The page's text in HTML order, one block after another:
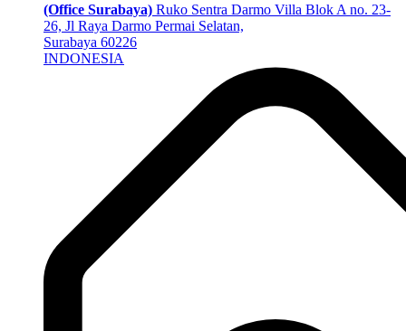
(Office Surabaya) Ruko Sentra Darmo Villa Blok A no. 23-
26, Jl Raya Darmo Permai Selatan,
Surabaya 60226
INDONESIA